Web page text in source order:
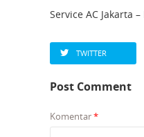
Service AC Jakarta
TWITTER
Post Comment
Komentar*